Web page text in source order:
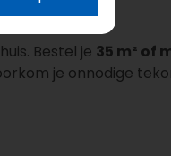
Bestel je 35 m² of
je onnodige